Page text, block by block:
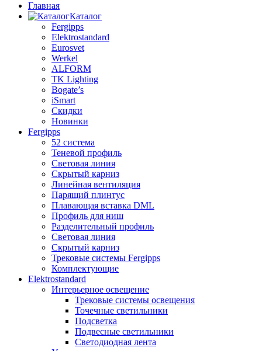
Главная
Каталог
Fergipps
Elektrostandard
Eurosvet
Werkel
ALFORM
TK Lighting
Bogate’s
iSmart
Скидки
Новинки
Fergipps
52 система
Теневой профиль
Световая линия
Скрытый карниз
Линейная вентиляция
Парящий плинтус
Плавающая вставка DML
Профиль для ниш
Разделительный профиль
Световая линия
Скрытый карниз
Трековые системы Fergipps
Комплектующие
Elektrostandard
Интерьерное освещение
Трековые системы освещения
Точечные светильники
Подсветка
Подвесные светильники
Светодиодная лента